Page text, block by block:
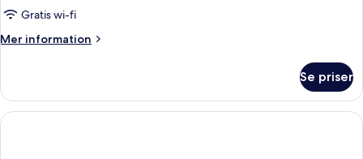
Gratis wi-fi
Mer information
Mer
Se priser